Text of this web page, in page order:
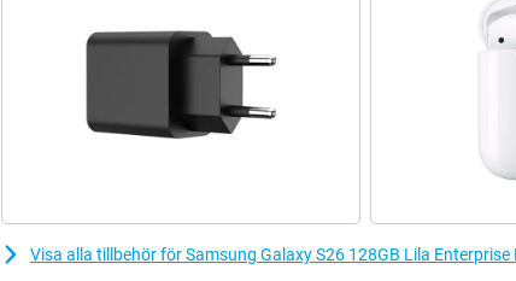
Visa alla tillbehör för Samsung Galaxy S26 128GB Lila Enterprise